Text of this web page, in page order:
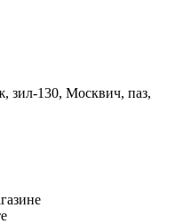
зил-130, Москвич, паз,